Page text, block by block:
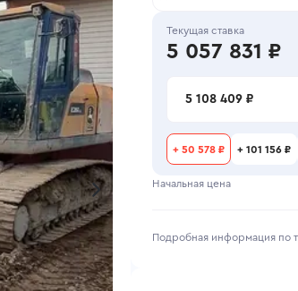
Текущая ставка
5 057 831 ₽
5 108 409 ₽
+ 50 578 ₽ + 101 156 ₽
Начальная цена
Подробная информация по